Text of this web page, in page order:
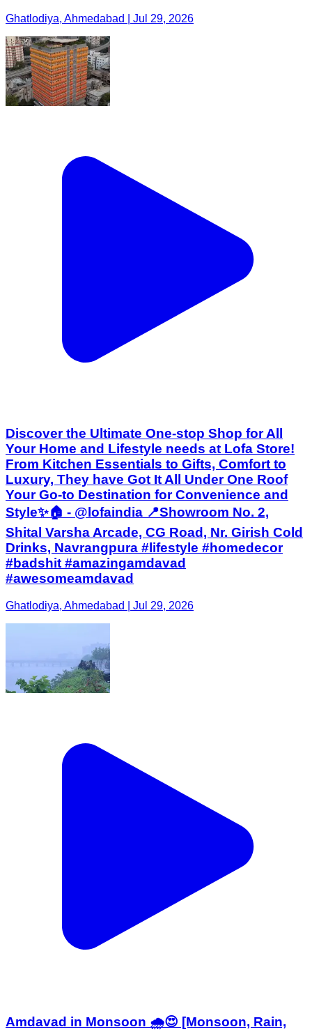
Ghatlodiya, Ahmedabad | Jul 29, 2026
Discover the Ultimate One-stop Shop for All
Your Home and Lifestyle needs at Lofa Store!
From Kitchen Essentials to Gifts, Comfort to
Luxury, They have Got It All Under One Roof
Your Go-to Destination for Convenience and
Style✨🏠 - @lofaindia 📍Showroom No. 2,
Shital Varsha Arcade, CG Road, Nr. Girish Cold
Drinks, Navrangpura #lifestyle #homedecor
#badshit #amazingamdavad
#awesomeamdavad
Ghatlodiya, Ahmedabad | Jul 29, 2026
Amdavad in Monsoon 🌧️😍 [Monsoon, Rain,